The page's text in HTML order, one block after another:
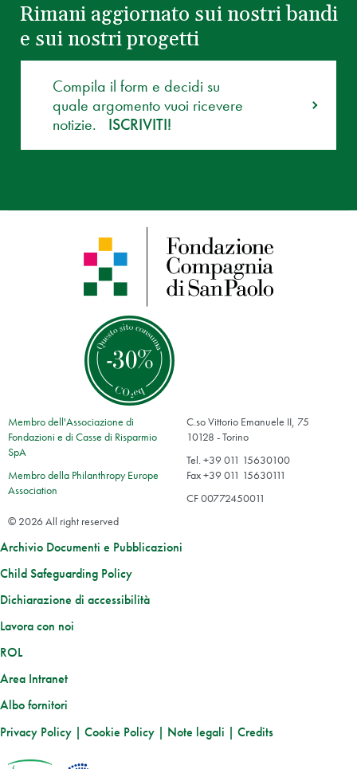
Rimani aggiornato sui nostri bandi
e sui nostri progetti
Compila il form e decidi su
quale argomento vuoi ricevere
notizie.
ISCRIVITI!
Membro dell'Associazione di
Fondazioni e di Casse di Risparmio
SpA
Membro della Philanthropy Europe
Association
C.so Vittorio Emanuele II, 75
10128 - Torino
Tel. +39 011 15630100
Fax +39 011 15630111
CF 00772450011
© 2026 All right reserved
Archivio Documenti e Pubblicazioni
Child Safeguarding Policy
Dichiarazione di accessibilità
Lavora con noi
ROL
Area Intranet
Albo fornitori
Privacy Policy | Cookie Policy | Note legali | Credits